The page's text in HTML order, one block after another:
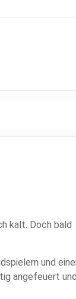
kalt. Doch bald
und
angefeuert und